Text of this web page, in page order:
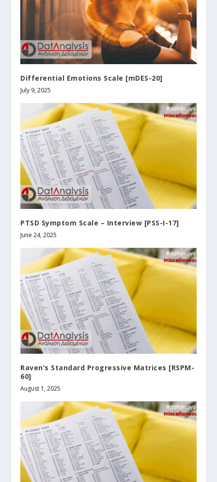
Differential Emotions Scale [mDES-20]
July 9, 2025
PTSD Symptom Scale – Interview [PSS-I-17]
June 24, 2025
Raven’s Standard Progressive Matrices [RSPM-
60]
August 1, 2025